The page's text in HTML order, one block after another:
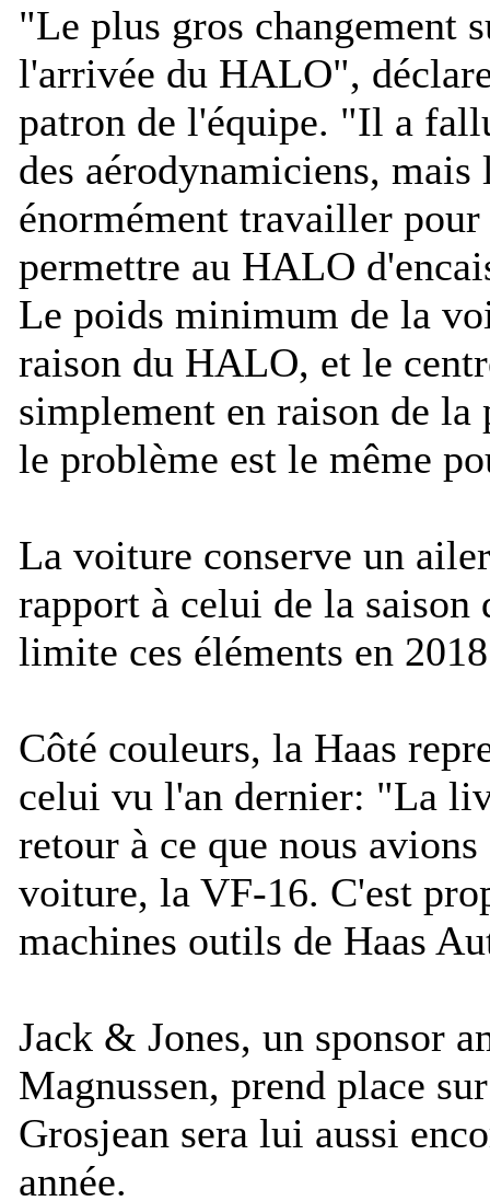
"Le plus gros changement
l'arrivée du HALO",
patron de l'équipe. "Il a
des aérodynamiciens, mais
énormément travailler
permettre au HALO
Le poids minimum de la
raison du HALO, et le
simplement en raison de
le problème est le même
La voiture conserve un
rapport à celui de la saison
limite ces éléments en
Côté couleurs, la Haas
celui vu l'an dernier: "La
retour à ce que nous
voiture, la VF-16. C'est
machines outils de Haas
Jack & Jones, un sponsor
Magnussen, prend place
Grosjean sera lui aussi
année.